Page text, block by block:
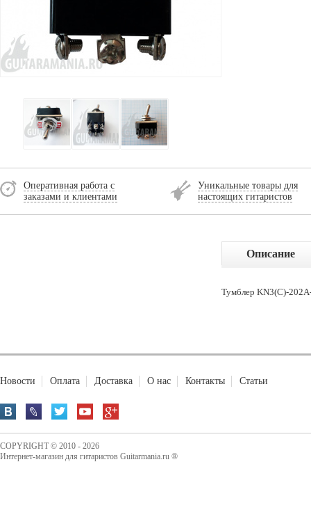
Оперативная работа с
заказами и клиентами
Уникальные товары для
настоящих гитаристов
Описание
Тумблер KN3(C)-
Новости Оплата Доставка О нас Контакты Статьи
COPYRIGHT © 2010 - 2026
Интернет-магазин для гитаристов Guitarmania.ru ®